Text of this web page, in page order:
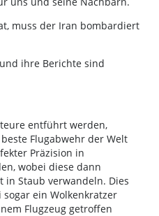
muss der Iran bombardiert
ihre Berichte sind
entführt werden,
Flugabwehr der Welt
Präzision in
wobei diese dann
Staub verwandeln. Dies
sogar ein Wolkenkratzer
Flugzeug getroffen